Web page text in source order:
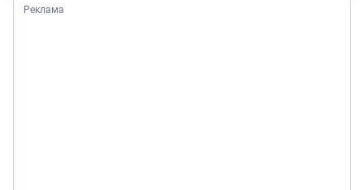
Реклама